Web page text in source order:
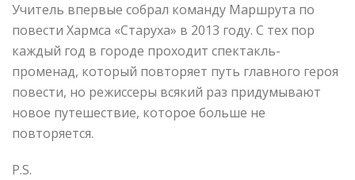
Учитель впервые собрал команду Маршрута по
повести Хармса «Старуха» в 2013 году. С тех пор
каждый год в городе проходит спектакль-
променад, который повторяет путь главного героя
повести, но режиссеры всякий раз придумывают
новое путешествие, которое больше не
повторяется.
P.S.